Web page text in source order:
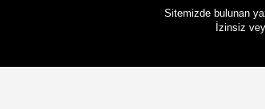
Sitemizde bulunan
İzinsiz